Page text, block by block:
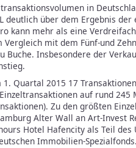
in
deutlich über dem Ergebnis
kann mehr als eine
mit dem Fünf-und
Buche. Insbesondere der
Quartal 2015 17
auf rund 245
Zu den größten
Alter Wall an Art-Invest
Hotel Hafencity als Teil
Immobilien-Spezialfonds.